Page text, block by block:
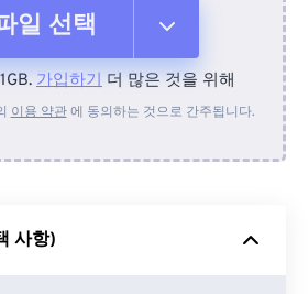
일 선택
치에서
드라이브에서
가입하기 더 많은 것을 위해
이용 약관에 동의하는 것으로 간주됩니다.
사항)